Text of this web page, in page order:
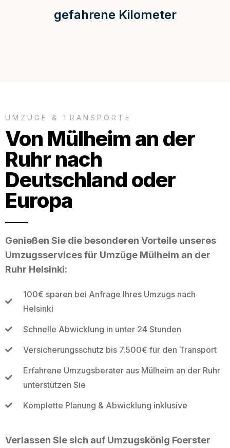
gefahrene Kilometer
UMZÜGE & TRANSPORTE
Von Mülheim an der
Ruhr nach
Deutschland oder
Europa
Genießen Sie die besonderen Vorteile unseres
Umzugsservices für Umzüge Mülheim an der
Ruhr Helsinki:
100€ sparen bei Anfrage Ihres Umzugs nach
Helsinki
Schnelle Abwicklung in unter 24 Stunden
Versicherungsschutz bis 7.500€ für den Transport
Erfahrene Umzugsberater aus Mülheim an der Ruhr
unterstützen Sie
Komplette Planung & Abwicklung inklusive
Verlassen Sie sich auf Umzugskönig Foerster